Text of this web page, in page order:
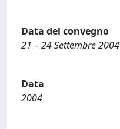
Data del convegno
21 – 24 Settembre 2004
Data
2004